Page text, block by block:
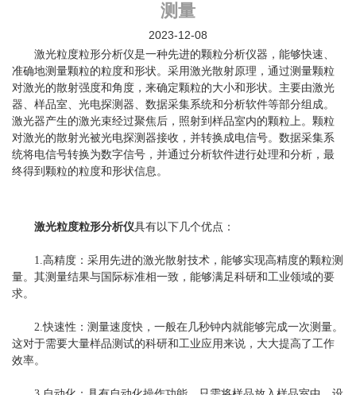
测量
2023-12-08
激光粒度粒形分析仪是一种先进的颗粒分析仪器，能够快速、
准确地测量颗粒的粒度和形状。采用激光散射原理，通过测量颗粒
对激光的散射强度和角度，来确定颗粒的大小和形状。主要由激光
器、样品室、光电探测器、数据采集系统和分析软件等部分组成。
激光器产生的激光束经过聚焦后，照射到样品室内的颗粒上。颗粒
对激光的散射光被光电探测器接收，并转换成电信号。数据采集系
统将电信号转换为数字信号，并通过分析软件进行处理和分析，最
终得到颗粒的粒度和形状信息。
激光粒度粒形分析仪具有以下几个优点：
1.高精度：采用先进的激光散射技术，能够实现高精度的颗粒测
量。其测量结果与国际标准相一致，能够满足科研和工业领域的要
求。
2.快速性：测量速度快，一般在几秒钟内就能够完成一次测量。
这对于需要大量样品测试的科研和工业应用来说，大大提高了工作
效率。